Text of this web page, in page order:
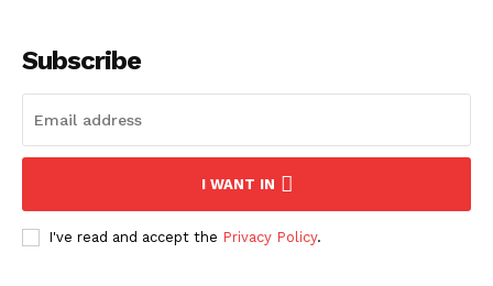
О нас
Политика конфиденциальности
Отказ от ответственности
Мой аккаунт
Реклама
Subscribe
I WANT IN
I've read and accept the Privacy Policy.